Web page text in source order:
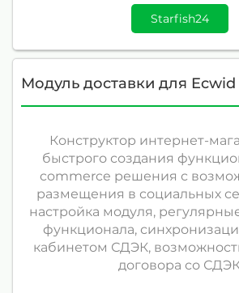
Starfish24
Модуль доставки для Ecwid
Конструктор интернет-
быстрого создания
commerce решения с
размещения в социальных
настройка модуля,
функционала,
кабинетом СДЭК,
договора со